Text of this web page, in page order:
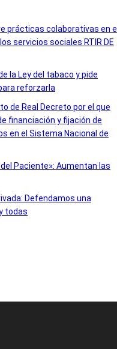
prácticas colaborativas en
servicios sociales RTIR DE
la Ley del tabaco y pide
reforzarla
de Real Decreto por el que
financiación y fijación de
en el Sistema Nacional de
Paciente»: Aumentan las
Defendamos una
todas